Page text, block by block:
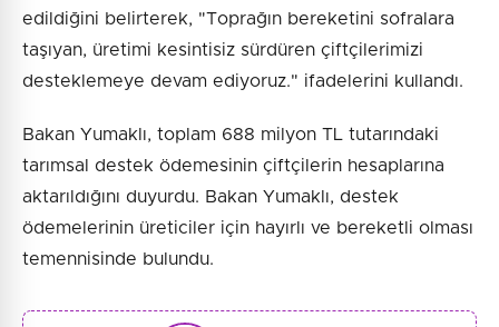
edildiğini belirterek, "Toprağın bereketini sofralara
taşıyan, üretimi kesintisiz sürdüren çiftçilerimizi
desteklemeye devam ediyoruz." ifadelerini kullandı.
Bakan Yumaklı, toplam 688 milyon TL tutarındaki
tarımsal destek ödemesinin çiftçilerin hesaplarına
aktarıldığını duyurdu. Bakan Yumaklı, destek
ödemelerinin üreticiler için hayırlı ve bereketli olması
temennisinde bulundu.